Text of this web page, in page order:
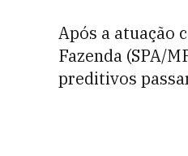
Após a atuação
Fazenda (SPA/
preditivos